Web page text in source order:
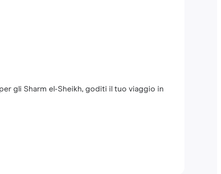
gli Sharm el-Sheikh, goditi il tuo viaggio in